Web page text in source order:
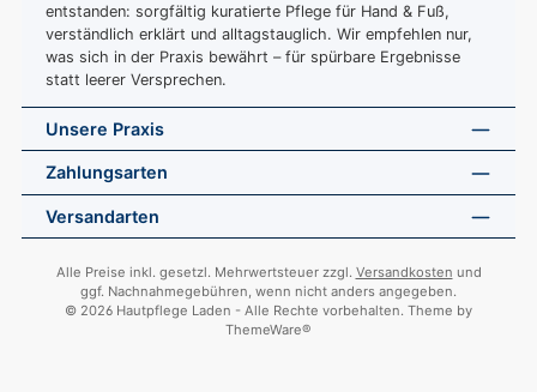
entstanden: sorgfältig kuratierte Pflege für Hand & Fuß,
verständlich erklärt und alltagstauglich. Wir empfehlen nur,
was sich in der Praxis bewährt – für spürbare Ergebnisse
statt leerer Versprechen.
Unsere Praxis
Zahlungsarten
Versandarten
Alle Preise inkl. gesetzl. Mehrwertsteuer zzgl. Versandkosten und
ggf. Nachnahmegebühren, wenn nicht anders angegeben.
© 2026 Hautpflege Laden - Alle Rechte vorbehalten. Theme by
ThemeWare®